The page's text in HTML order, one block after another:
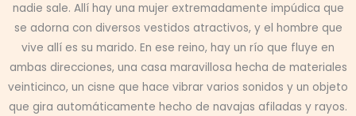
nadie sale. Allí hay una mujer extremadamente impúdica que
se adorna con diversos vestidos atractivos, y el hombre que
vive allí es su marido. En ese reino, hay un río que fluye en
ambas direcciones, una casa maravillosa hecha de materiales
veinticinco, un cisne que hace vibrar varios sonidos y un objeto
que gira automáticamente hecho de navajas afiladas y rayos.